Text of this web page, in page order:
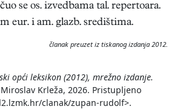
se os. izvedbama tal. repertoara.
eur. i am. glazb. središtima.
članak preuzet iz tiskanog izdanja 2012.
opći leksikon (2012), mrežno izdanje.
Krleža, 2026. Pristupljeno
clanak/zupan-rudolf>.